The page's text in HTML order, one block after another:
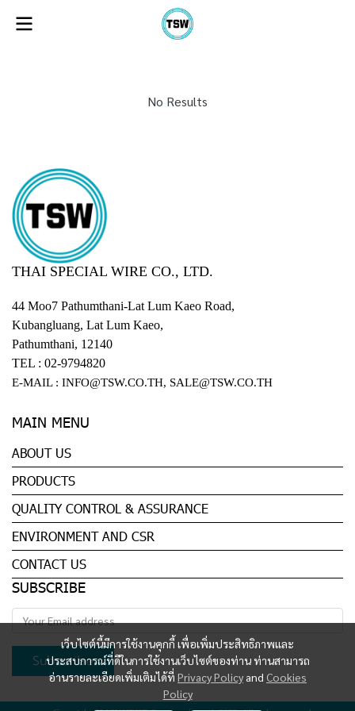
No Results
เว็บไซต์นี้มีการใช้งานคุกกี้ เพื่อเพิ่มประสิทธิภาพและ
ประสบการณ์ที่ดีในการใช้งานเว็บไซต์ของท่าน ท่านสามารถ
อ่านรายละเอียดเพิ่มเติมได้ที่ Privacy Policy and Cookies
Policy
THAI SPECIAL WIRE CO., LTD.
44 Moo7 Pathumthani-Lat Lum Kaeo Road,
Kubangluang, Lat Lum Kaeo,
Pathumthani, 12140
TEL : 02-9794820
E-MAIL : INFO@TSW.CO.TH, SALE@TSW.CO.TH
MAIN MENU
ABOUT US
PRODUCTS
QUALITY CONTROL & ASSURANCE
ENVIRONMENT AND CSR
CONTACT US
SUBSCRIBE
Subscribe